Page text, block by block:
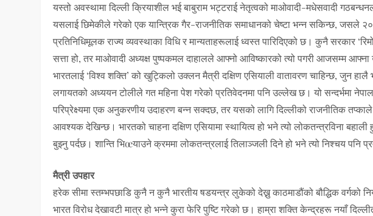
यस्तो अवस्थामा दिल्ली क्रियाशील भई बाबुराम भट्टराई नेतृत्वको माओवादी-मधेसवादी
यसलाई छिमेकीले गरेको एक यान्त्रिक गैर-राजनीतिक समाधानको चेष्टा भन्न सकिन्छ, जसले
प्रतिनिधिमूलक राज्य व्यवस्थाका विधि र मान्यताहरूलाई ध्वस्त पारिदिएको छ। कुनै सरकार
सत्ता हो, तर माओवादी अध्यक्ष पुष्पकमल दाहालले आफ्नो आविष्कारको त्यो पगरी आजसम्म आफ्ना
भारतलाई ‘विश्व शक्ति’ को खुट्किलो उक्लन मैत्री दक्षिण एसियाली वातावरण चाहिन्छ, जुन
लगायतको अध्ययन टोलीले गत महिना पेश गरेको प्रतिवेदनमा पनि उल्लेख छ। यो सन्दर्भमा
परिप्रेक्ष्यमा एक अनुकरणीय उदाहरण बन्न सक्दछ, तर यसको लागि दिल्लीको राजनीतिक
आवश्यक देखिन्छ। भारतको चाहना दक्षिण एसियामा स्थायित्व हो भने त्यो लोकतन्त्रविना
बुझ्नु पर्दछ। शान्ति भिœयाउने क्रममा लोकतन्त्रलाई तिलाञ्जली दिने हो भने त्यो निश्चय पनि
मैत्री उपहार
हरेक सीमा स्तम्भपछाडि कुनै न कुनै भारतीय षडयन्त्र लुकेको देख्नु काठमाडौंको बौद्धिक वर्गको
भारत विरोध देखावटी मात्र हो भन्ने कुरा फेरि पुष्टि गरेको छ। हाम्रा शक्ति केन्द्रहरू नयाँ